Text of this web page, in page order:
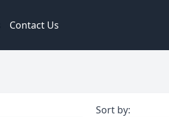
Contact Us
Sort by: